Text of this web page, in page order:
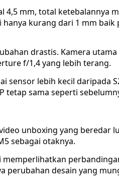
mm, total ketebalannya
kurang dari 1 mm
drastis. Kamera
f/1,4 yang lebih terang.
sensor lebih kecil daripada
tetap sama seperti
unboxing yang beredar
sebagai otaknya.
perubahan desain yang